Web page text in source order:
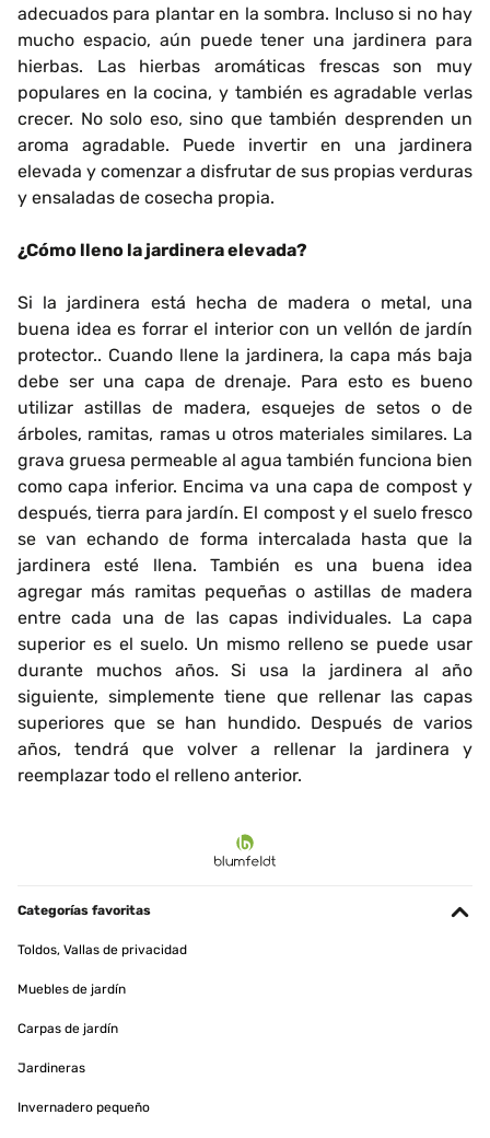
adecuados para plantar en la sombra. Incluso si no hay
mucho espacio, aún puede tener una jardinera para
hierbas. Las hierbas aromáticas frescas son muy
populares en la cocina, y también es agradable verlas
crecer. No solo eso, sino que también desprenden un
aroma agradable. Puede invertir en una jardinera
elevada y comenzar a disfrutar de sus propias verduras
y ensaladas de cosecha propia.
¿Cómo lleno la jardinera elevada?
Si la jardinera está hecha de madera o metal, una
buena idea es forrar el interior con un vellón de jardín
protector.. Cuando llene la jardinera, la capa más baja
debe ser una capa de drenaje. Para esto es bueno
utilizar astillas de madera, esquejes de setos o de
árboles, ramitas, ramas u otros materiales similares. La
grava gruesa permeable al agua también funciona bien
como capa inferior. Encima va una capa de compost y
después, tierra para jardín. El compost y el suelo fresco
se van echando de forma intercalada hasta que la
jardinera esté llena. También es una buena idea
agregar más ramitas pequeñas o astillas de madera
entre cada una de las capas individuales. La capa
superior es el suelo. Un mismo relleno se puede usar
durante muchos años. Si usa la jardinera al año
siguiente, simplemente tiene que rellenar las capas
superiores que se han hundido. Después de varios
años, tendrá que volver a rellenar la jardinera y
reemplazar todo el relleno anterior.
Categorías favoritas
Toldos, Vallas de privacidad
Muebles de jardín
Carpas de jardín
Jardineras
Invernadero pequeño